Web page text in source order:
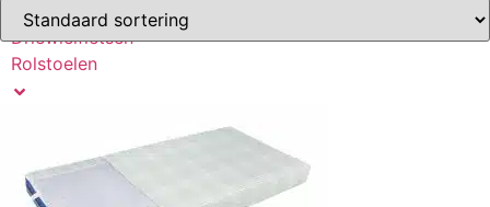
Scootmobiel accu’s
Driewielfietsen
Rolstoelen
Elektrische rolstoel
Rolstoel accessoires
Rollators